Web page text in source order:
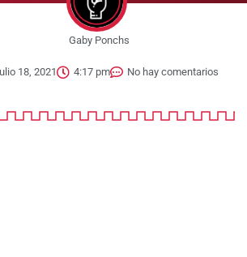
Gaby Ponchs
18, 2021 4:17 pm No hay comentarios